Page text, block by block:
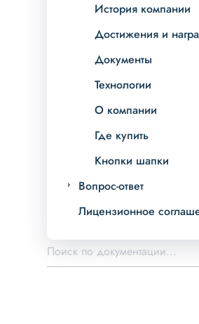
История компании
Достижения и
Документы
Технологии
О компании
Где купить
Кнопки шапки
Вопрос-ответ
Лицензионное